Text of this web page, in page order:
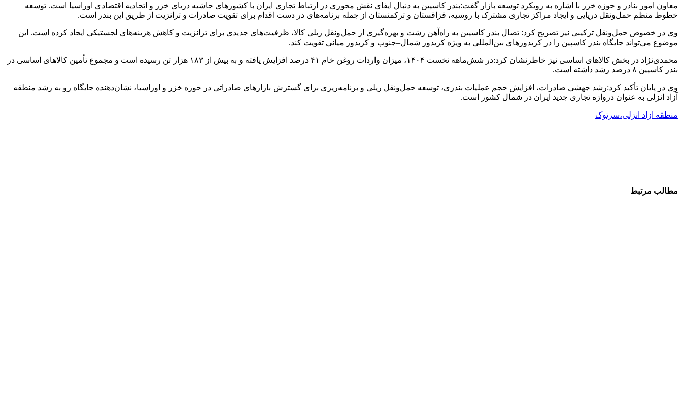
معاون امور بنادر و حوزه خزر با اشاره به رویکرد توسعه بازار گفت:بندر کاسپین به دنبال ایفای نقش محوری در ارتباط تجاری ایران با کشورهای حاشیه دریای خزر و اتحادیه اقتصادی اوراسیا است. توسعه
خطوط منظم حمل‌ونقل دریایی و ایجاد مراکز تجاری مشترک با روسیه، قزاقستان و ترکمنستان از جمله برنامه‌های در دست اقدام برای تقویت صادرات و ترانزیت از طریق این بندر است.
وی در خصوص حمل‌ونقل ترکیبی نیز تصریح کرد: تصال بندر کاسپین به راه‌آهن رشت و بهره‌گیری از حمل‌ونقل ریلی کالا، ظرفیت‌های جدیدی برای ترانزیت و کاهش هزینه‌های لجستیکی ایجاد کرده است. این
موضوع می‌تواند جایگاه بندر کاسپین را در کریدورهای بین‌المللی به ویژه کریدور شمال–جنوب و کریدور میانی تقویت کند.
محمدی‌نژاد در بخش کالاهای اساسی نیز خاطرنشان کرد:در شش‌ماهه نخست ۱۴۰۴، میزان واردات روغن خام ۴۱ درصد افزایش یافته و به بیش از ۱۸۳ هزار تن رسیده است و مجموع تأمین کالاهای اساسی در
بندر کاسپین ۸ درصد رشد داشته است.
وی در پایان تأکید کرد:رشد جهشی صادرات، افزایش حجم عملیات بندری، توسعه حمل‌ونقل ریلی و برنامه‌ریزی برای گسترش بازارهای صادراتی در حوزه خزر و اوراسیا، نشان‌دهنده جایگاه رو به رشد منطقه
آزاد انزلی به عنوان دروازه تجاری جدید ایران در شمال کشور است.
منطقه ازاد انزلی،سرتوک
مطالب مرتبط